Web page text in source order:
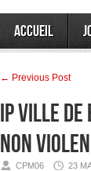
Accueil
← Previous Post
IP Ville
Non
CPM06 23